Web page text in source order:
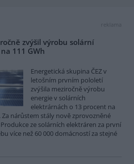
reklama
zvýšil výrobu solární
111 GWh
Energetická skupina ČEZ v
letošním prvním pololetí
zvýšila meziročně výrobu
energie v solárních
elektrárnách o 13 procent na
Za nárůstem stály nově zprovozněné
ze solárních elektráren za první
více než 60 000 domácností za stejné